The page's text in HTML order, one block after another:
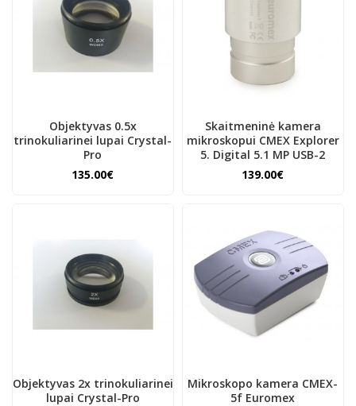
Objektyvas 0.5x
trinokuliarinei lupai Crystal-
Pro
135.00€
Skaitmeninė kamera
mikroskopui CMEX Explorer
5. Digital 5.1 MP USB-2
139.00€
Objektyvas 2x trinokuliarinei
lupai Crystal-Pro
Mikroskopo kamera CMEX-
5f Euromex